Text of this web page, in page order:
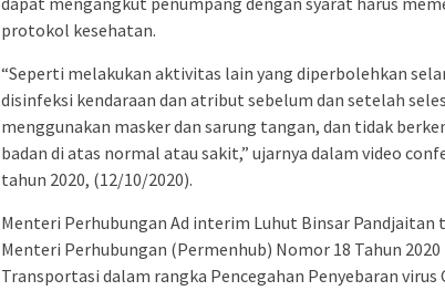
protokol kesehatan.
“Seperti melakukan aktivitas lain yang diperbolehkan
disinfeksi kendaraan dan atribut sebelum dan setelah
menggunakan masker dan sarung tangan, dan tidak
badan di atas normal atau sakit,” ujarnya dalam video
tahun 2020, (12/10/2020).
Menteri Perhubungan Ad interim Luhut Binsar
Menteri Perhubungan (Permenhub) Nomor 18 Tahun
Transportasi dalam rangka Pencegahan Penyebaran virus